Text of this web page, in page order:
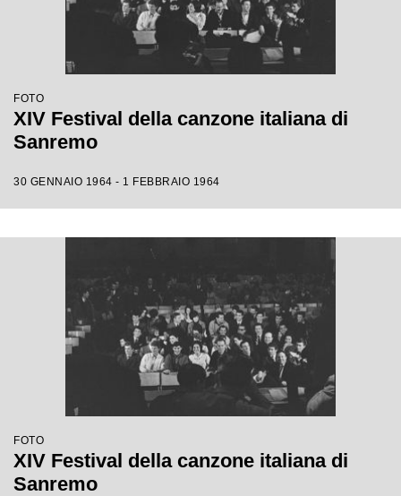
FOTO
XIV Festival della canzone italiana di
Sanremo
30 GENNAIO 1964 - 1 FEBBRAIO 1964
FOTO
XIV Festival della canzone italiana di
Sanremo